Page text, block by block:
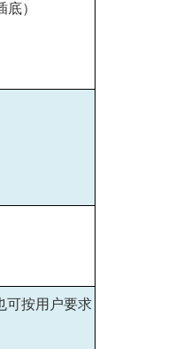
）
可按用户要求